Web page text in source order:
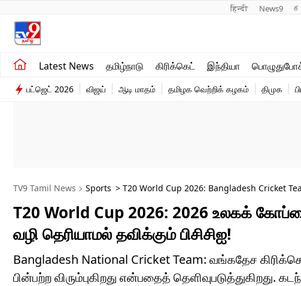
हिन्दी News9
Latest News தமிழ்நாடு கிரிக்கெட் இந்தியா
சமீபத்திய செய்திகள்
தமிழ்நாடு
விளையாட்டு
பட்ஜெட் 2026 விஜய் ஆடி மாதம் தமிழக வெற்றிக் கழகம் திமுக
TV9 Tamil News Sports > T20 World Cup 2026: Bangladesh Cricket
T20 World Cup 2026: 2026 உலகக்
வழி தெரியாமல் தவிக்கும் பிசிசிஐ!
Bangladesh National Cricket Team: வங்கதேச
பின்பற்ற விரும்புகிறது என்பதைத்